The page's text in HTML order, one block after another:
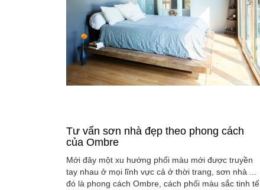
Tư vấn sơn nhà đẹp theo phong cách
của Ombre
Mới đây một xu hướng phối màu mới được truyền
tay nhau ở mọi lĩnh vực cả ở thời trang, sơn nhà ...
đó là phong cách Ombre, cách phối màu sắc tinh tế